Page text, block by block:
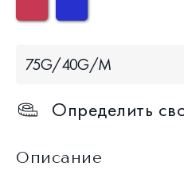
75G/40G/M
Определить
Описание